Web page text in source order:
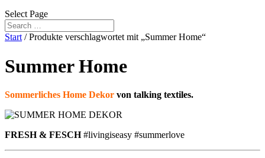
Select Page
Start / Produkte verschlagwortet mit „Summer Home“
Summer Home
Sommerliches Home Dekor von talking textiles.
FRESH & FESCH#livingiseasy #summerlove